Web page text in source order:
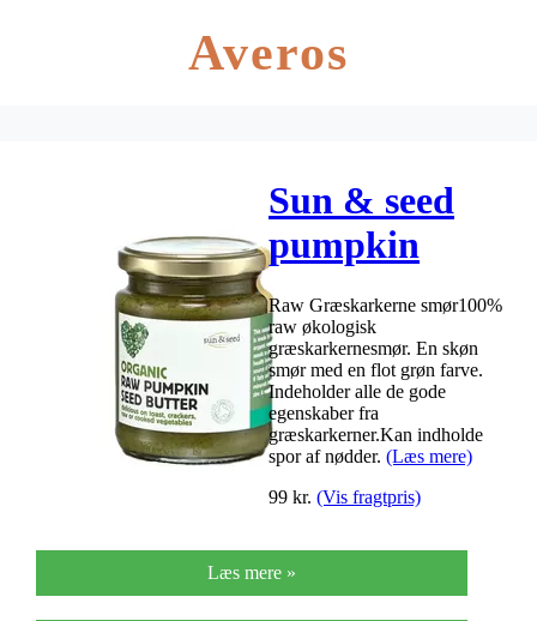
Averos
Sun & seed
pumpkin
Butter RAW Ø
– 250 g
Raw Græskarkerne smør100%
raw økologisk
græskarkernesmør. En skøn
smør med en flot grøn farve.
Indeholder alle de gode
egenskaber fra
græskarkerner.Kan indholde
spor af nødder. (Læs mere)
99 kr. (Vis fragtpris)
Læs mere »